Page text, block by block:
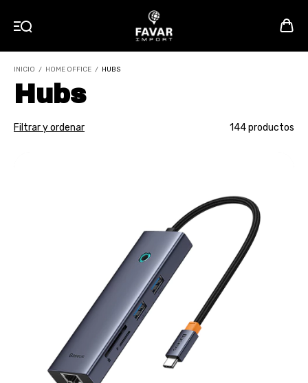
INICIO / HOME OFFICE / HUBS
Hubs
Filtrar y ordenar 144 productos